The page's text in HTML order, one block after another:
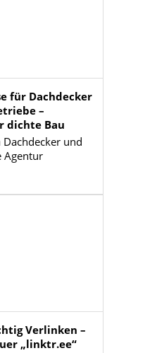
für Dachdecker
–
dichte Bau
und
Agentur
von Der
für
Verlinken –
„linktr.ee“